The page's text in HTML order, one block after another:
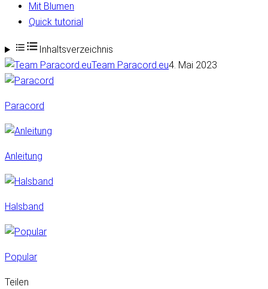
Mit Blumen
Quick tutorial
Inhaltsverzeichnis
Team Paracord.eu4. Mai 2023
Paracord
Anleitung
Halsband
Popular
Teilen